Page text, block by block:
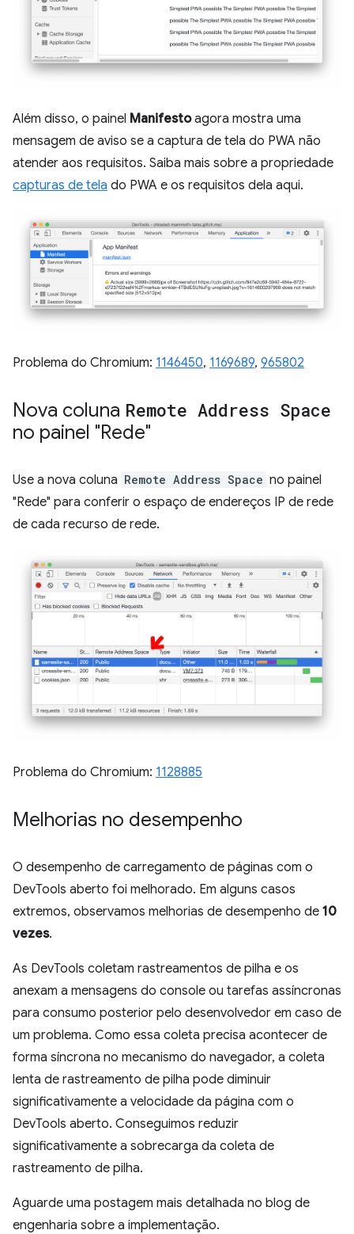
Além disso, o painel Manifestoagora mostra uma
mensagem de aviso se a captura de tela do PWA não
atender aos requisitos. Saiba mais sobre a propriedade
capturas de tela do PWA e os requisitos dela aqui.
Problema do Chromium: 1146450, 1169689, 965802
Nova coluna Remote Address Space
no painel "Rede"
Use a nova coluna Remote Address Space no painel
"Rede" para conferir o espaço de endereços IP de rede
de cada recurso de rede.
Problema do Chromium: 1128885
Melhorias no desempenho
O desempenho de carregamento de páginas com o
DevTools aberto foi melhorado. Em alguns casos
extremos, observamos melhorias de desempenho de 10
vezes.
As DevTools coletam rastreamentos de pilha e os
anexam a mensagens do console ou tarefas assíncronas
para consumo posterior pelo desenvolvedor em caso de
um problema. Como essa coleta precisa acontecer de
forma síncrona no mecanismo do navegador, a coleta
lenta de rastreamento de pilha pode diminuir
significativamente a velocidade da página com o
DevTools aberto. Conseguimos reduzir
significativamente a sobrecarga da coleta de
rastreamento de pilha.
Aguarde uma postagem mais detalhada no blog de
engenharia sobre a implementação.